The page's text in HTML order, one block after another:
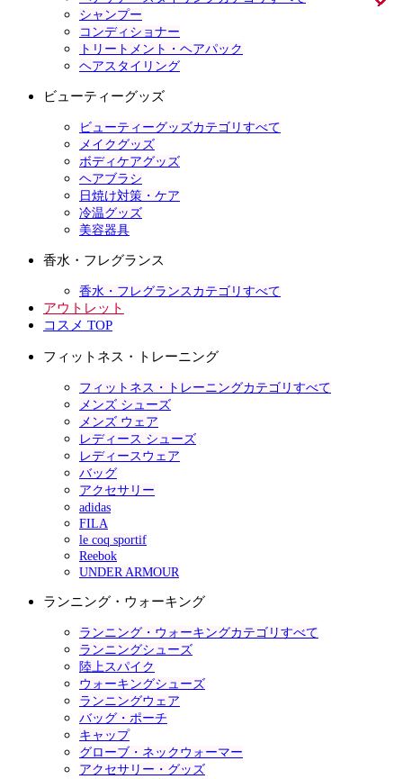
シャンプー
コンディショナー
トリートメント・ヘアパック
ヘアスタイリング
ビューティーグッズ
ビューティーグッズカテゴリすべて
メイクグッズ
ボディケアグッズ
ヘアブラシ
日焼け対策・ケア
冷温グッズ
美容器具
香水・フレグランス
香水・フレグランスカテゴリすべて
アウトレット
コスメ TOP
フィットネス・トレーニング
フィットネス・トレーニングカテゴリすべて
メンズ シューズ
メンズ ウェア
レディース シューズ
レディースウェア
バッグ
アクセサリー
adidas
FILA
le coq sportif
Reebok
UNDER ARMOUR
ランニング・ウォーキング
ランニング・ウォーキングカテゴリすべて
ランニングシューズ
陸上スパイク
ウォーキングシューズ
ランニングウェア
バッグ・ポーチ
キャップ
グローブ・ネックウォーマー
アクセサリー・グッズ